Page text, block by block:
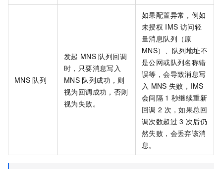
MNS 队列
发起 MNS 队列回调
时，只要消息写入
MNS 队列成功，则
视为回调成功，否则
视为失败。
如果配置异常，例如
未授权 IMS 访问轻
量消息队列（原
MNS）
、队列地址不
是公网或队列名称错
误等，会导致消息写
入 MNS 失败，IMS
会间隔 1 秒继续重新
回调 2 次，如果总回
调次数超过 3 次后仍
然失败，会丢弃该消
息。